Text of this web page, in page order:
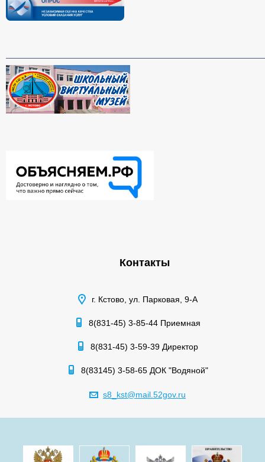
Контакты
г. Кстово, ул. Парковая, 9-А
8(831-45) 3-85-44 Приемная
8(831-45) 3-59-39 Директор
8(83145) 3-58-65 ДОК "Водяной"
s8_kst@mail.52gov.ru